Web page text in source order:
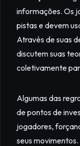
informações. Os
pistas e devem
Através de suas
discutem suas
coletivamente
Algumas das
de pontos de
jogadores,
seus